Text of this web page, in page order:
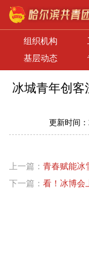
组织机构
基层动态
冰城青年创客
更新时间
上一篇： 青春赋能冰
下一篇： 看！冰博会